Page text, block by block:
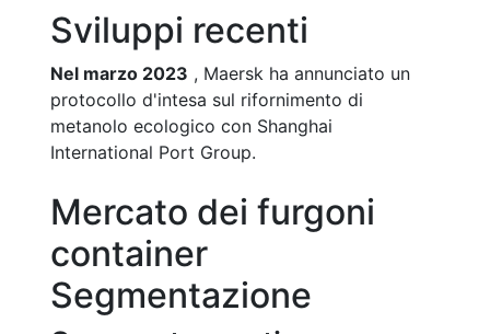
Sviluppi recenti
Nel marzo 2023 , Maersk ha annunciato un
protocollo d'intesa sul rifornimento di
metanolo ecologico con Shanghai
International Port Group.
Mercato dei furgoni
container
Segmentazione